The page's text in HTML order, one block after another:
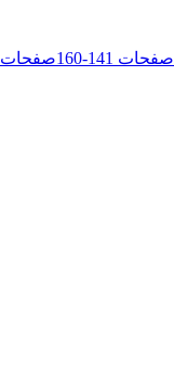
صفحات 141
-
160صفحات